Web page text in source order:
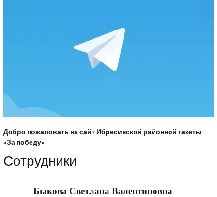
Добро пожаловать на сайт Ибресинской районной газеты
«За победу»
Сотрудники
Быкова Светлана Валентиновна